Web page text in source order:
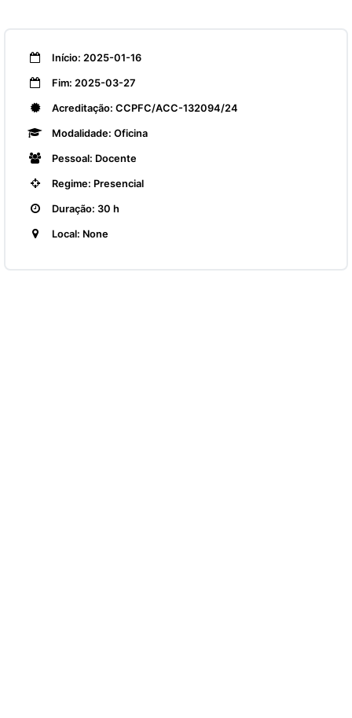
Início: 2025-01-16
Fim: 2025-03-27
Acreditação: CCPFC/ACC-132094/24
Modalidade: Oficina
Pessoal: Docente
Regime: Presencial
Duração: 30 h
Local: None